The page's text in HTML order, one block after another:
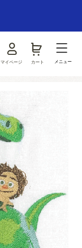
マイページ カート メニュー